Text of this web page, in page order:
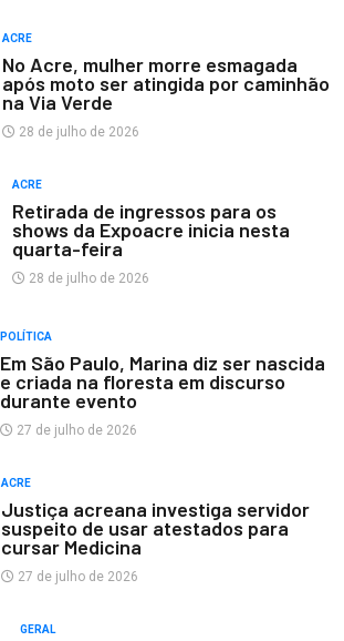
ACRE
No Acre, mulher morre esmagada
após moto ser atingida por caminhão
na Via Verde
28 de julho de 2026
ACRE
Retirada de ingressos para os
shows da Expoacre inicia nesta
quarta-feira
28 de julho de 2026
POLÍTICA
Em São Paulo, Marina diz ser nascida
e criada na floresta em discurso
durante evento
27 de julho de 2026
ACRE
Justiça acreana investiga servidor
suspeito de usar atestados para
cursar Medicina
27 de julho de 2026
GERAL